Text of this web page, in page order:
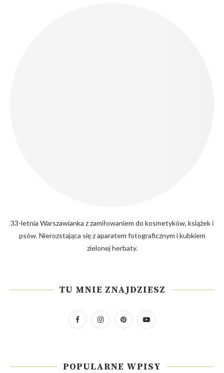
33-letnia Warszawianka z zamiłowaniem do kosmetyków, książek i
psów. Nierozstająca się z aparatem fotograficznym i kubkiem
zielonej herbaty.
TU MNIE ZNAJDZIESZ
POPULARNE WPISY